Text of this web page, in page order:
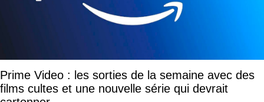
Prime Video : les sorties de la semaine avec des
films cultes et une nouvelle série qui devrait